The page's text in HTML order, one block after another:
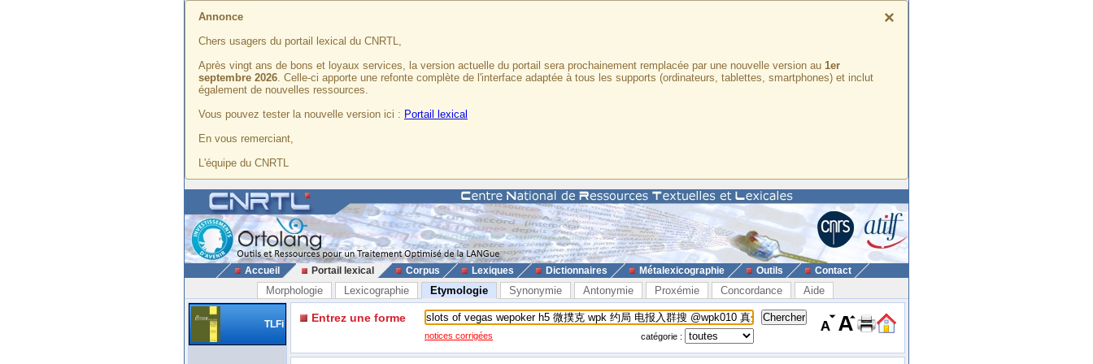
×
Annonce
Chers usagers du portail lexical du CNRTL,
Après vingt ans de bons et loyaux services, la version actuelle du portail sera prochainement remplacée par une nouvelle version au 1er
septembre 2026. Celle-ci apporte une refonte complète de l'interface adaptée à tous les supports (ordinateurs, tablettes, smartphones) et inclut
également de nouvelles ressources.
Vous pouvez tester la nouvelle version ici : Portail lexical
En vous remerciant,
L'équipe du CNRTL
Accueil Portail lexical Corpus Lexiques Dictionnaires Métalexicographie Outils Contact
Morphologie Lexicographie Etymologie Synonymie Antonymie Proxémie Concordance Aide
TLFi Entrez une forme
notices corrigées catégorie :